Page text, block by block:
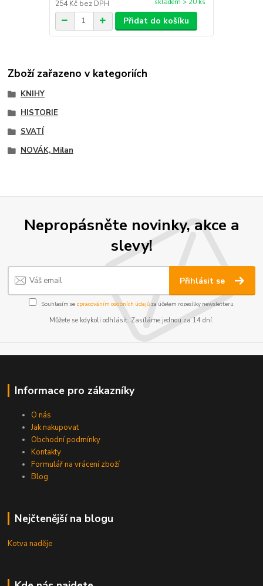
254 Kč bez DPH skladem > 20 ks
Přidat do košíku
Zboží zařazeno v kategoriích
KNIHY
HISTORIE
SVATÍ
NOVÁK, Milan
Nepropásněte novinky, akce a
slevy!
Přihlásit se
Souhlasím se zpracováním osobních údajůza účelem rozesílky newsletteru.
Můžete se kdykoli odhlásit. Zasíláme jednou za 14 dní.
Informace pro zákazníky
O nás
Jak nakupovat
Obchodní podmínky
Kontakty
Formulář na vrácení zboží
Blog
Nejčtenější na blogu
Kotva naděje